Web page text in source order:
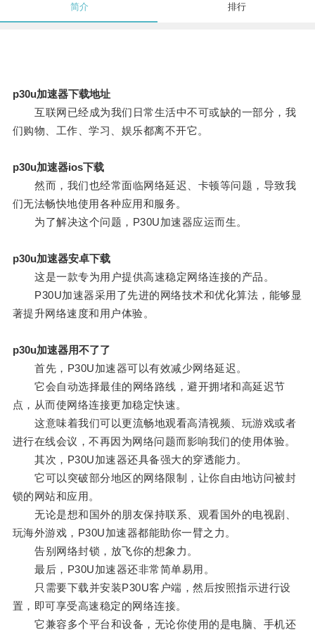
简介 排行
p30u加速器下载地址
互联网已经成为我们日常生活中不可或缺的一部分，我
们购物、工作、学习、娱乐都离不开它。
p30u加速器ios下载
然而，我们也经常面临网络延迟、卡顿等问题，导致我
们无法畅快地使用各种应用和服务。
为了解决这个问题，P30U加速器应运而生。
p30u加速器安卓下载
这是一款专为用户提供高速稳定网络连接的产品。
P30U加速器采用了先进的网络技术和优化算法，能够显
著提升网络速度和用户体验。
p30u加速器用不了了
首先，P30U加速器可以有效减少网络延迟。
它会自动选择最佳的网络路线，避开拥堵和高延迟节
点，从而使网络连接更加稳定快速。
这意味着我们可以更流畅地观看高清视频、玩游戏或者
进行在线会议，不再因为网络问题而影响我们的使用体验。
其次，P30U加速器还具备强大的穿透能力。
它可以突破部分地区的网络限制，让你自由地访问被封
锁的网站和应用。
无论是想和国外的朋友保持联系、观看国外的电视剧、
玩海外游戏，P30U加速器都能助你一臂之力。
告别网络封锁，放飞你的想象力。
最后，P30U加速器还非常简单易用。
只需要下载并安装P30U客户端，然后按照指示进行设
置，即可享受高速稳定的网络连接。
它兼容多个平台和设备，无论你使用的是电脑、手机还